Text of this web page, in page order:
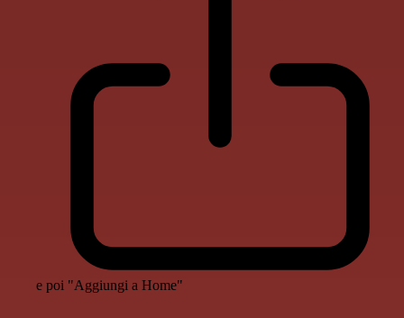
e poi "Aggiungi a Home"